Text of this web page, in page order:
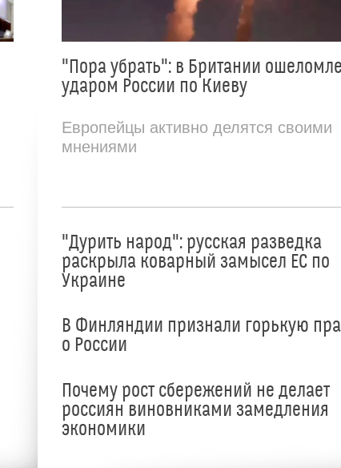
"Пора убрать": в Британии
ударом России по Киеву
Европейцы активно делятся своими
мнениями
"Дурить народ": русская разведка
раскрыла коварный замысел ЕС по
Украине
В Финляндии признали горькую
о России
Почему рост сбережений не делает
россиян виновниками замедления
экономики